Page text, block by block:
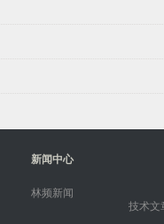
新闻中心
林频新闻
技术文